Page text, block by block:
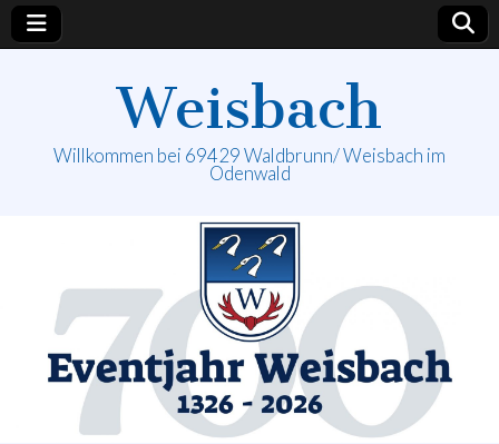
Weisbach
Willkommen bei 69429 Waldbrunn/ Weisbach im
Odenwald